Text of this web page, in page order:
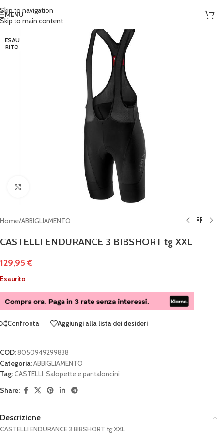
Skip to navigation
Skip to main content
MENU
ESAU
RITO
Home/ABBIGLIAMENTO
CASTELLI ENDURANCE 3 BIBSHORT tg XXL
129,95€
Esaurito
Confronta Aggiungi alla lista dei desideri
COD:8050949299838
Categoria:ABBIGLIAMENTO
Tag:CASTELLI, Salopette e pantaloncini
Share:
Descrizione
CASTELLI ENDURANCE 3 BIBSHORT tg XXL